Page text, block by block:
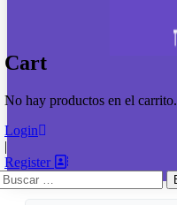
Cart
No hay productos en el carrito.
Login
|
Register